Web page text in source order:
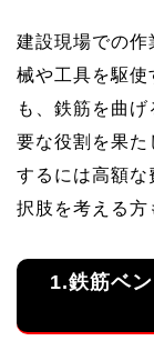
建設現場での
械や工具を駆
も、鉄筋を曲
要な役割を果た
するには高額な
択肢を考える方
1.鉄筋ベン